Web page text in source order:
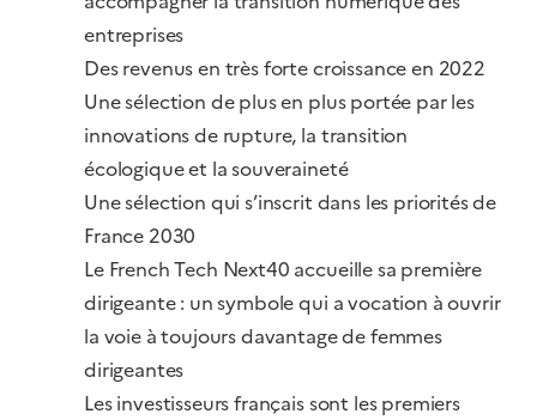
entreprises
Des revenus en très forte croissance en 2022
Une sélection de plus en plus portée par les
innovations de rupture, la transition
écologique et la souveraineté
Une sélection qui s’inscrit dans les priorités de
France 2030
Le French Tech Next40 accueille sa première
dirigeante : un symbole qui a vocation à ouvrir
la voie à toujours davantage de femmes
dirigeantes
Les investisseurs français sont les premiers